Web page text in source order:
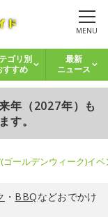
MENU
ゴリ別
すすめ
最新
ニュース
年（2027年）も
す。
ゴールデンウィーク)イ
・ BBQなどおでかけ